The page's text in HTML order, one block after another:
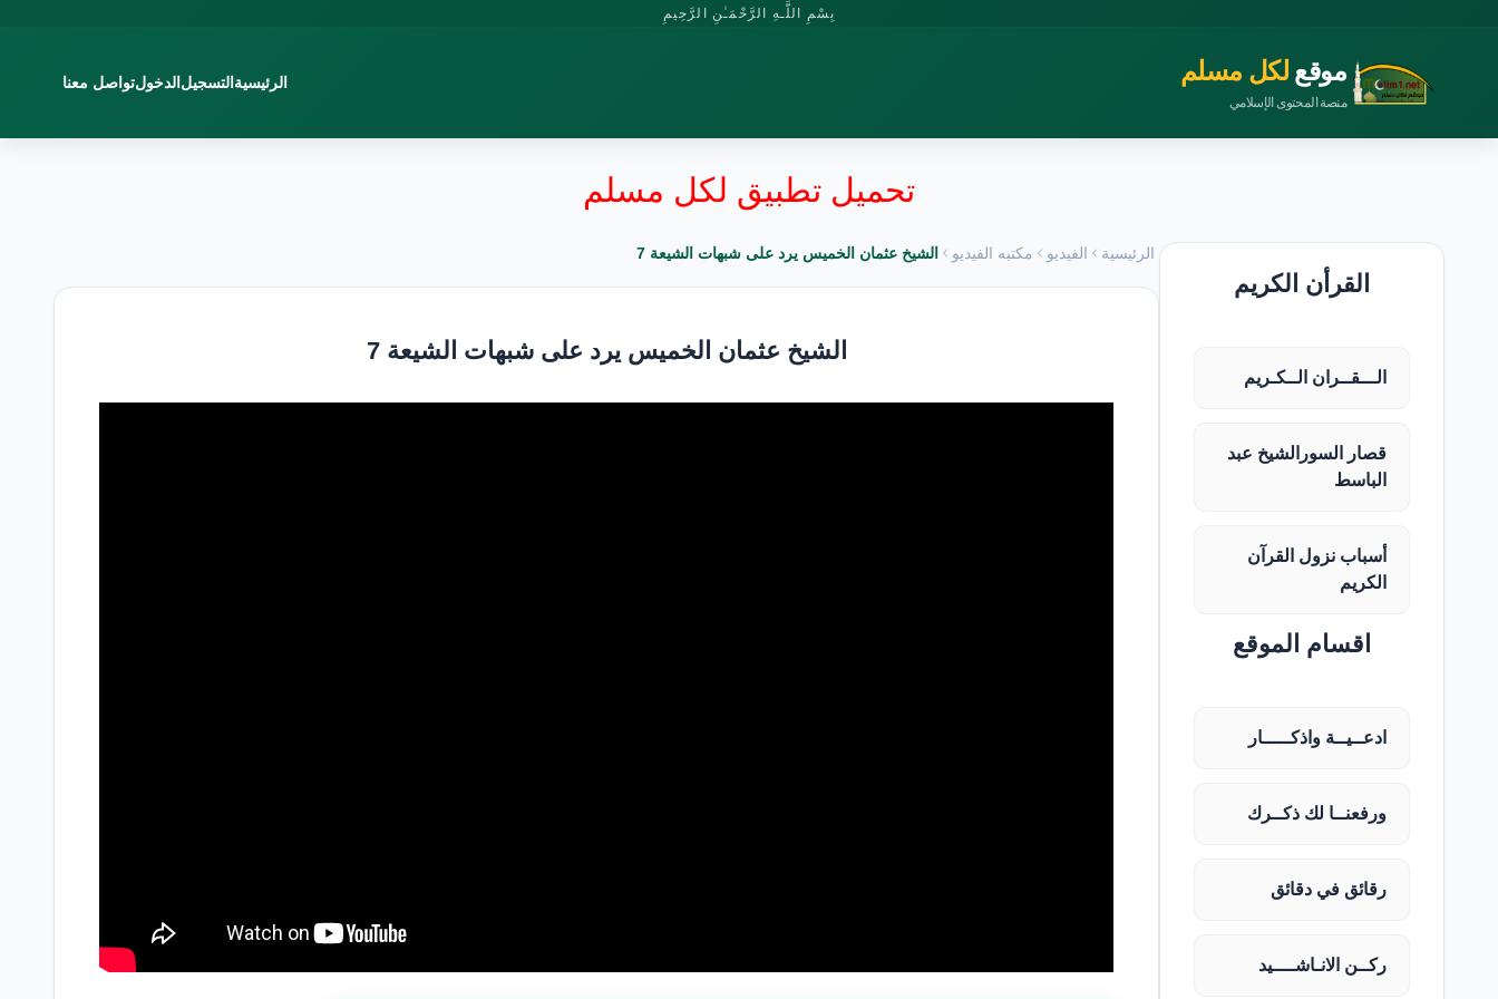
بِسْمِ اللَّـهِ الرَّحْمَـٰنِ الرَّحِيمِ
موقع لكل مسلم
منصة المحتوى الإسلامي
الرئيسية التسجيل الدخولتواصل معنا
تحميل تطبيق لكل مسلم
القرأن الكريم
الـــقــران الــكـريم
قصار السورالشيخ عبد
الباسط
أسباب نزول القرآن
الكريم
اقسام الموقع
ادعــيــة واذكـــــار
ورفعنــا لك ذكــرك
رقائق في دقائق
ركــن الانـاشــــيد
الرئيسية الفيديو مكتبه الفيديو الشيخ عثمان الخميس يرد على شبهات الشيعة 7
الشيخ عثمان الخميس يرد على شبهات الشيعة 7